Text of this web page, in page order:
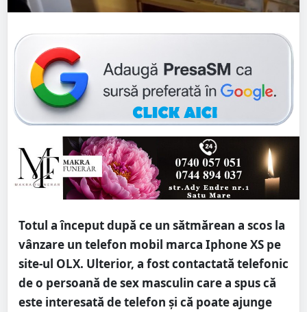
Totul a început după ce un sătmărean a scos la
vânzare un telefon mobil marca Iphone XS pe
site-ul OLX. Ulterior, a fost contactată telefonic
de o persoană de sex masculin care a spus că
este interesată de telefon şi că poate ajunge